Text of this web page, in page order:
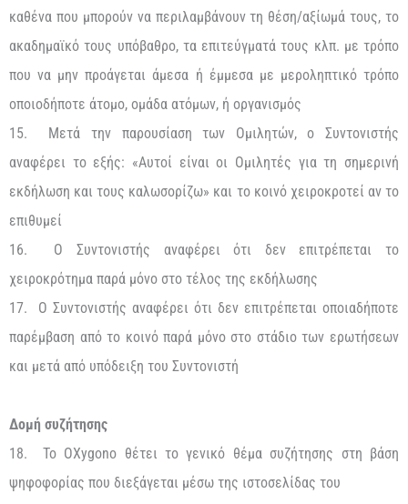
καθένα που μπορούν να περιλαμβάνουν τη θέση/αξίωμά τους, το
ακαδημαϊκό τους υπόβαθρο, τα επιτεύγματά τους κλπ. με τρόπο
που να μην προάγεται άμεσα ή έμμεσα με μεροληπτικό τρόπο
οποιοδήποτε άτομο, ομάδα ατόμων, ή οργανισμός
15. Μετά την παρουσίαση των Ομιλητών, ο Συντονιστής
αναφέρει το εξής: «Αυτοί είναι οι Ομιλητές για τη σημερινή
εκδήλωση και τους καλωσορίζω» και το κοινό χειροκροτεί αν το
επιθυμεί
16. Ο Συντονιστής αναφέρει ότι δεν επιτρέπεται το
χειροκρότημα παρά μόνο στο τέλος της εκδήλωσης
17. Ο Συντονιστής αναφέρει ότι δεν επιτρέπεται οποιαδήποτε
παρέμβαση από το κοινό παρά μόνο στο στάδιο των ερωτήσεων
και μετά από υπόδειξη του Συντονιστή
Δομή συζήτησης
18. Το OXygono θέτει το γενικό θέμα συζήτησης στη βάση
ψηφοφορίας που διεξάγεται μέσω της ιστοσελίδας του